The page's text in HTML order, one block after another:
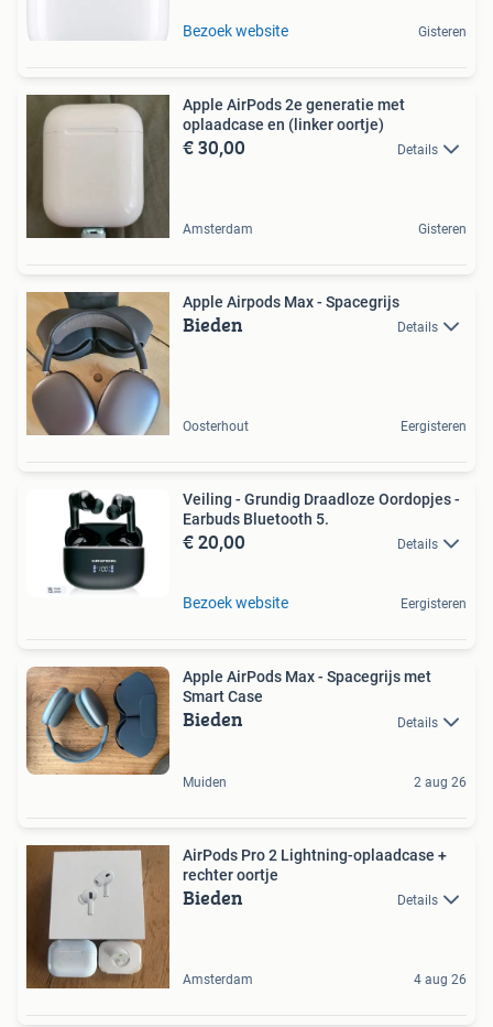
Bezoek website Gisteren
Apple AirPods 2e generatie met
oplaadcase en (linker oortje)
€ 30,00 Details
Amsterdam Gisteren
Apple Airpods Max - Spacegrijs
Bieden Details
Oosterhout Eergisteren
Veiling - Grundig Draadloze Oordopjes -
Earbuds Bluetooth 5.
€ 20,00 Details
Bezoek website Eergisteren
Apple AirPods Max - Spacegrijs met
Smart Case
Bieden Details
Muiden 2 aug 26
AirPods Pro 2 Lightning-oplaadcase +
rechter oortje
Bieden Details
Amsterdam 4 aug 26